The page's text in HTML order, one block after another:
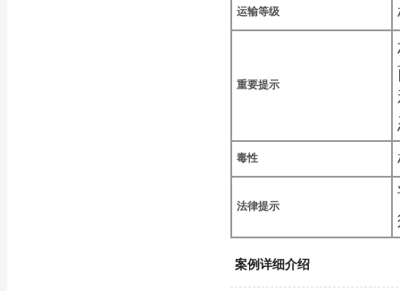
运输等级
重要提示
毒性
法律提示
案例详细介绍